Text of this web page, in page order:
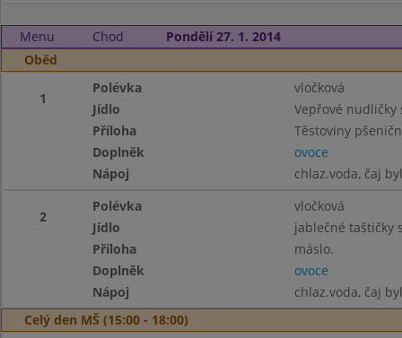
Menu Chod
Pondělí 27. 1. 2014
Oběd
1
Polévka
vločková
Jídlo
Vepřové nudličky
Příloha
Těstoviny
Doplněk
ovoce
Nápoj
chlaz.voda, čaj
2
Polévka
vločková
Jídlo
jablečné taštičky
Příloha
máslo.
Doplněk
ovoce
Nápoj
chlaz.voda, čaj
Celý den MŠ (15:00 - 18:00)